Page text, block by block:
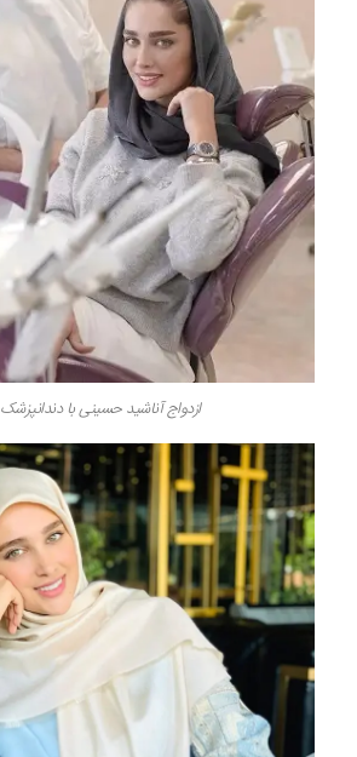
ازدواج آناشید حسینی با